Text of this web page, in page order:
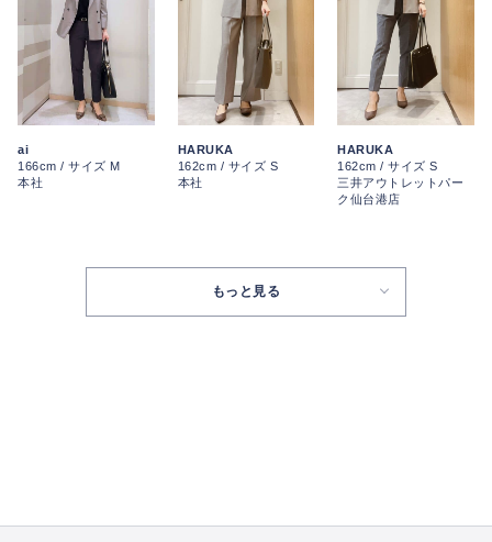
ai
166cm / サイズ M
本社
HARUKA
162cm / サイズ S
本社
HARUKA
162cm / サイズ S
三井アウトレットパー
ク仙台港店
もっと見る